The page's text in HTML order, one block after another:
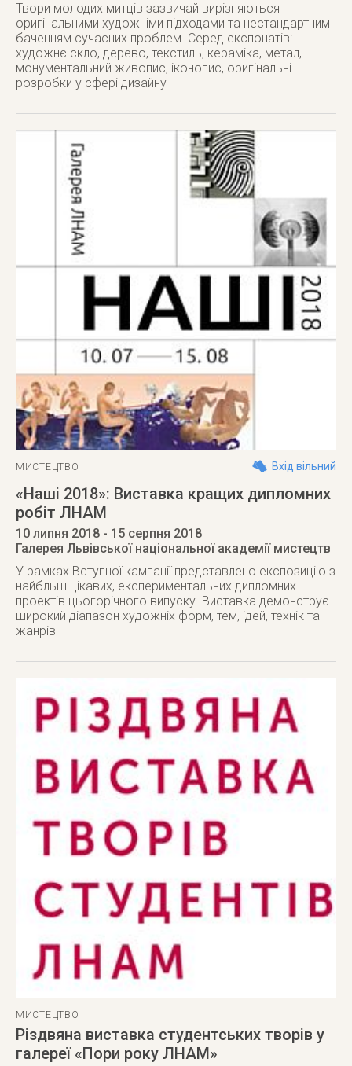
Твори молодих митців зазвичай вирізняються
оригінальними художніми підходами та нестандартним
баченням сучасних проблем. Серед експонатів:
художнє скло, дерево, текстиль, кераміка, метал,
монументальний живопис, іконопис, оригінальні
розробки у сфері дизайну
МИСТЕЦТВО Вхід вільний
«Наші 2018»: Виставка кращих дипломних
робіт ЛНАМ
10 липня 2018 - 15 серпня 2018
Галерея Львівської національної академії мистецтв
У рамках Вступної кампанії представлено експозицію з
найбльш цікавих, експериментальних дипломних
проектів цьогорічного випуску. Виставка демонструє
широкий діапазон художніх форм, тем, ідей, технік та
жанрів
МИСТЕЦТВО
Різдвяна виставка студентських творів у
галереї «Пори року ЛНАМ»